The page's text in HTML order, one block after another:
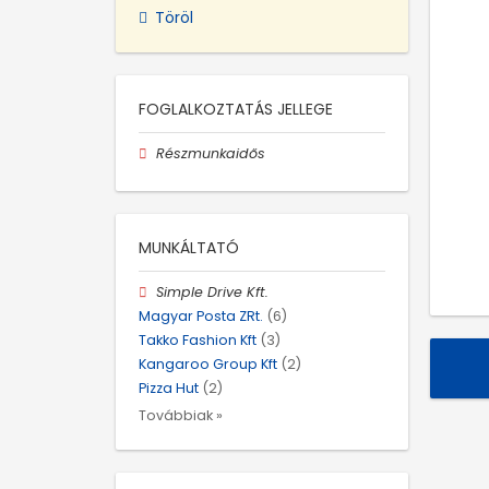
Töröl
FOGLALKOZTATÁS JELLEGE
Részmunkaidős
MUNKÁLTATÓ
Simple Drive Kft.
Magyar Posta ZRt. (6)
Takko Fashion Kft (3)
Kangaroo Group Kft (2)
Pizza Hut (2)
Továbbiak »